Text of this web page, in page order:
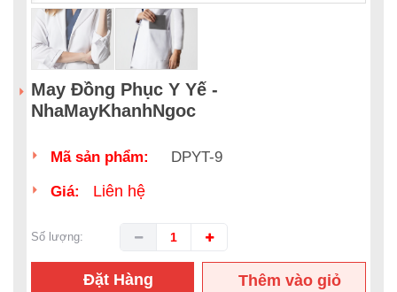
May Đồng Phục Y Yế -
NhaMayKhanhNgoc
Mã sản phẩm: DPYT-9
Giá: Liên hệ
Số lượng:
Đặt Hàng
Thêm vào giỏ